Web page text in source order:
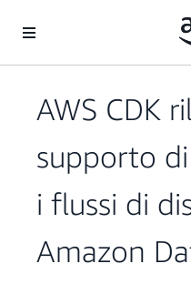
AWS CDK
supporto
i flussi di
Amazon